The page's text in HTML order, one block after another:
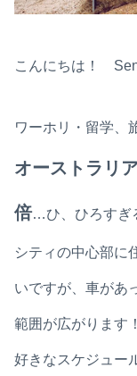
こんにちは！
ワーホリ・留学、
オーストラリ
倍…ひ、ひろすぎ
シティの中心部に
いですが、車があ
範囲が広がります
好きなスケジュー